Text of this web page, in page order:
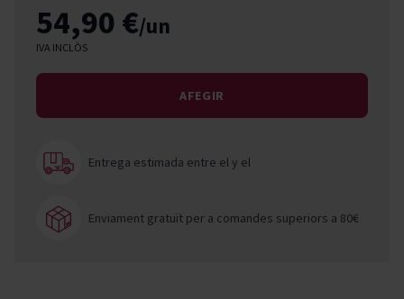
54,90 €/un
IVA INCLÒS
AFEGIR
Entrega estimada entre ely el
Enviament gratuït per a comandes superiors a 80€